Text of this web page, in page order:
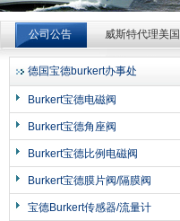
上海申思特自动化设备有限公司
公司公告
威斯特代理美
威斯特代理美
威斯特代理美
德国宝德burkert办事处
Burkert宝德电磁阀
Burkert宝德角座阀
Burkert宝德比例电磁阀
Burkert宝德膜片阀/隔膜阀
宝德Burkert传感器/流量计